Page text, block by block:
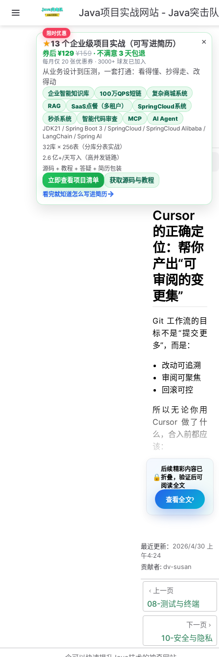
跳至主要內容 Java项目实战网站 - Java突击队
主页
AI教程导航
Cursor 教程导航
Git 工作
流
Java突击队
9.5 让 Cursor 做“预审”
9.6 本章小结
Cursor
的正确定
位：帮你
产出“可
审阅的变
更集”
Git 工作流的目
标不是“提交更
多”，而是：
改动可追溯
审阅可聚焦
回滚可控
所以无论你用
Cursor 做了什
么，合入前都应
该：
审阅 diff
跑测试与 lint
明确
commit
message 与
9.2 分支
策略：先
把风险隔
离
建议把这句话写
进任务里：
🔒
后续精彩内容已
折叠，验证后可
阅读全文
查看全文›
最近更新： 2026/4/30 上
午4:24
贡献者: dv-susan
上一页
08-测试与终端
下一页
10-安全与隐私
×
限时优惠
★13 个企业级项目实战（可写进简历）
券后 ¥129¥159· 不满意 3 天包退
每月仅 20 张优惠券 · 3000+ 球友已加入
从业务设计到压测，一套打通：看得懂、抄得走、改
得动
企业智能知识库 100万QPS短链
复杂商城系统
RAG
SaaS点餐（多租户）
SpringCloud系统
秒杀系统
智能代码审查 MCP
AI Agent
JDK21 / Spring Boot 3 / SpringCloud / SpringCloud Alibaba /
LangChain / Spring AI
32库 × 256表（分库分表实战）
2.6 亿+/天写入（高并发链路）
源码 + 教程 + 答疑 + 简历包装
立即查看项目清单
获取源码与教程
看完就知道怎么写进简历→